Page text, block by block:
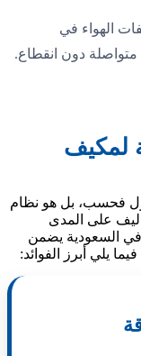
الهواء في
متواصلة دون انقطاع.
لمكيف
فحسب، بل هو نظام
على المدى
في السعودية يضمن
يلي أبرز الفوائد: